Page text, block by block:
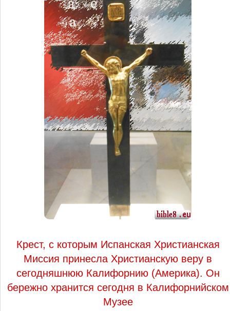
Крест, с которым Испанская Христианская
Миссия принесла Христианскую веру в
сегодняшнюю Калифорнию (Америка). Он
бережно хранится сегодня в Калифорнийском
Музее